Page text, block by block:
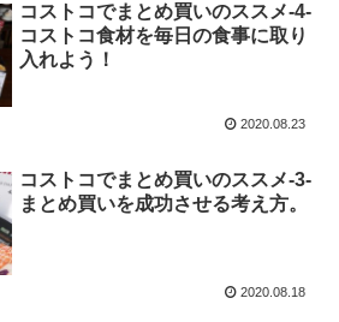
コストコでまとめ買いのススメ-4-
コストコ食材を毎日の食事に取り
入れよう！
2020.08.23
コストコでまとめ買いのススメ-3-
まとめ買いを成功させる考え方。
2020.08.18